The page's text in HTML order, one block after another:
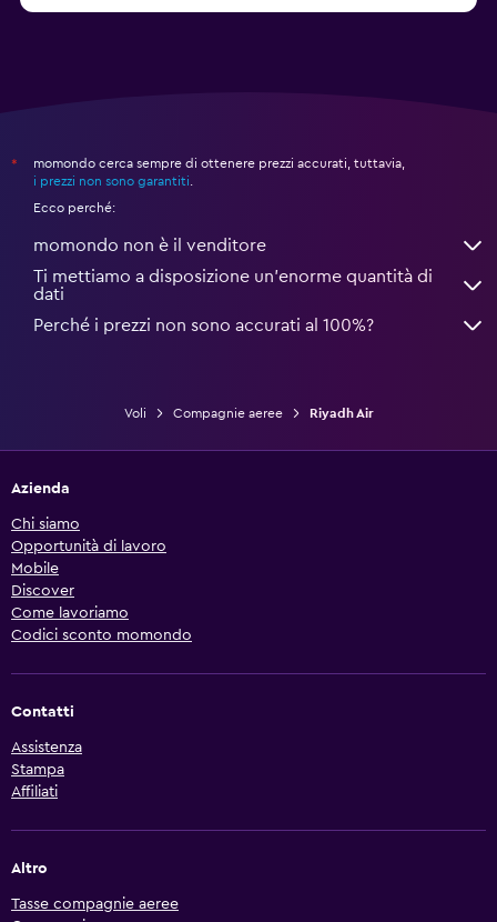
*
momondo cerca sempre di ottenere prezzi accurati, tuttavia,
i prezzi non sono garantiti
Ecco perché:
momondo non è il venditore
Ti mettiamo a disposizione un’enorme quantità di
dati
Perché i prezzi non sono accurati al 100%?
Voli Compagnie aeree Riyadh Air
Azienda
Chi siamo
Opportunità di lavoro
Mobile
Discover
Come lavoriamo
Codici sconto momondo
Contatti
Assistenza
Stampa
Affiliati
Altro
Tasse compagnie aeree